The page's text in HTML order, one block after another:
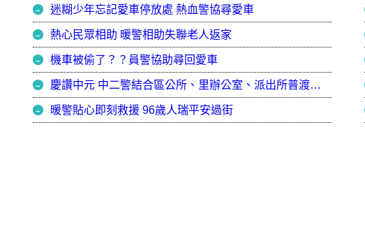
迷糊少年忘記愛車停放處 熱血警協尋愛車
熱心民眾相助 暖警相助失聯老人返家
機車被偷了？？員警協助尋回愛車
慶讚中元 中二警結合區公所、里辦公室、派出所普渡場面盛大
暖警貼心即刻救援 96歲人瑞平安過街